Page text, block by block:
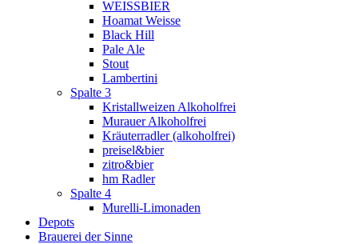
WEISSBIER
Hoamat Weisse
Black Hill
Pale Ale
Stout
Lambertini
Spalte 3
Kristallweizen Alkoholfrei
Murauer Alkoholfrei
Kräuterradler (alkoholfrei)
preisel&bier
zitro&bier
hm Radler
Spalte 4
Murelli-Limonaden
Depots
Brauerei der Sinne